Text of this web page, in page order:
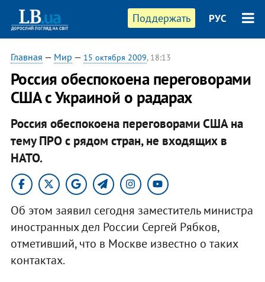
Поддержать РУС
Главная — Мир — 15 октября 2009, 18:13
Россия обеспокоена переговорами
США с Украиной о радарах
Россия обеспокоена переговорами США на
тему ПРО с рядом стран, не входящих в
НАТО.
Об этом заявил сегодня заместитель министра
иностранных дел России Сергей Рябков,
отметивший, что в Москве известно о таких
контактах.